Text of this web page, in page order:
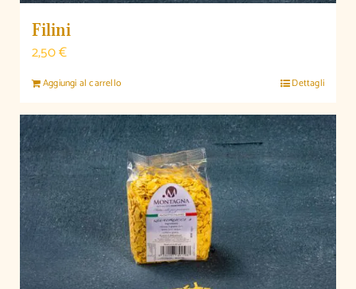
Filini
2,50€
Aggiungi al carrello Dettagli